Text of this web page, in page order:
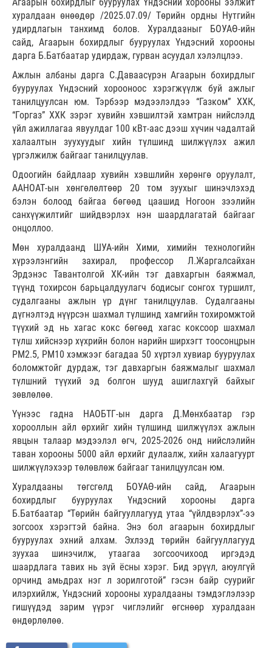
хуралдаан өнөөдөр /2025.07.09/ Төрийн ордны Нутгийн
удирдлагын танхимд болов. Хуралдааныг БОУАӨ-ийн
сайд, Агаарын бохирдлыг бууруулах Үндэсний хорооны
дарга Б.Батбаатар удирдаж, гурван асуудал хэлэлцлээ.
Ажлын албаны дарга С.Даваасүрэн Агаарын бохирдлыг
бууруулах Үндэсний хорооноос хэрэгжүүлж буй ажлыг
танилцуулсан юм. Тэрбээр мэдээлэлдээ “Газком” ХХК,
“Горгаз” ХХК зэрэг хувийн хэвшилтэй хамтран нийслэлд
үйл ажиллагаа явуулдаг 100 кВт-аас дээш хүчин чадалтай
халаалтын зуухуудыг хийн түлшинд шилжүүлэх ажил
үргэлжилж байгааг танилцуулав.
Одоогийн байдлаар хувийн хэвшлийн хөрөнгө оруулалт,
ААНОАТ-ын хөнгөлөлтөөр 20 том зуухыг шинэчлэхэд
бэлэн болоод байгаа бөгөөд цаашид Ногоон зээлийн
санхүүжилтийг шийдвэрлэх нэн шаардлагатай байгааг
онцоллоо.
Мөн хуралдаанд ШУА-ийн Хими, химийн технологийн
хүрээлэнгийн захирал, профессор Л.Жаргалсайхан
Эрдэнэс Тавантолгой ХК-ийн тэг давхаргын баяжмал,
түүнд тохирсон барьцалдуулагч бодисыг сонгох туршилт,
судалгааны ажлын үр дүнг танилцуулав. Судалгааны
дүгнэлтэд нүүрсэн шахмал түлшинд хамгийн тохиромжтой
түүхий эд нь хагас кокс бөгөөд хагас коксоор шахмал
түлш хийснээр хүхрийн болон нарийн ширхэгт тоосонцрын
РМ2.5, РМ10 хэмжээг багадаа 50 хүртэл хувиар бууруулах
боломжтойг дурдаж, тэг давхаргын баяжмалыг шахмал
түлшний түүхий эд болгон шууд ашиглахгүй байхыг
зөвлөлөө.
Үүнээс гадна НАОБТГ-ын дарга Д.Мөнхбаатар гэр
хорооллын айл өрхийг хийн түлшинд шилжүүлэх ажлын
явцын талаар мэдээлэл өгч, 2025-2026 онд нийслэлийн
таван хорооны 5000 айл өрхийг дулаалж, хийн халаагуурт
шилжүүлэхээр төлөвлөж байгааг танилцуулсан юм.
Хуралдааны төгсгөлд БОУАӨ-ийн сайд, Агаарын
бохирдлыг бууруулах Үндэсний хорооны дарга
Б.Батбаатар “Төрийн байгууллагууд утаа “үйлдвэрлэх”-ээ
зогсоох хэрэгтэй байна. Энэ бол агаарын бохирдлыг
бууруулах эхний алхам. Эхлээд төрийн байгууллагууд
зуухаа шинэчилж, утаагаа зогсоочихоод иргэдэд
шаардлага тавих нь зүй ёсны хэрэг. Бид эрүүл, аюулгүй
орчинд амьдрах нэг л зорилготой” гэсэн байр суурийг
илэрхийлж, Үндэсний хорооны хуралдааны тэмдэглэлээр
гишүүдэд зарим үүрэг чиглэлийг өгснөөр хуралдаан
өндөрлөлөө.